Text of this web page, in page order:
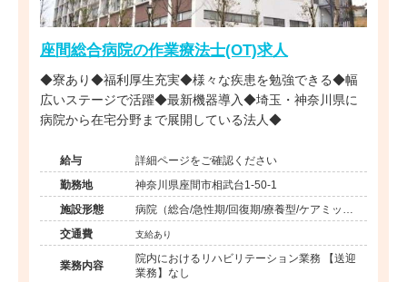
座間総合病院の作業療法士(OT)求人
◆寮あり◆福利厚生充実◆様々な疾患を勉強できる◆幅
広いステージで活躍◆最新機器導入◆埼玉・神奈川県に
病院から在宅分野まで展開している法人◆
給与
詳細ページをご確認ください
勤務地
神奈川県座間市相武台1-50-1
施設形態
病院（総合/急性期/回復期/療養型/ケアミック
ス）
交通費 支給あり
業務内容
院内におけるリハビリテーション業務 【送迎
業務】なし